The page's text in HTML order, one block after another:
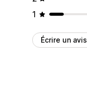
1
Écrire un avis